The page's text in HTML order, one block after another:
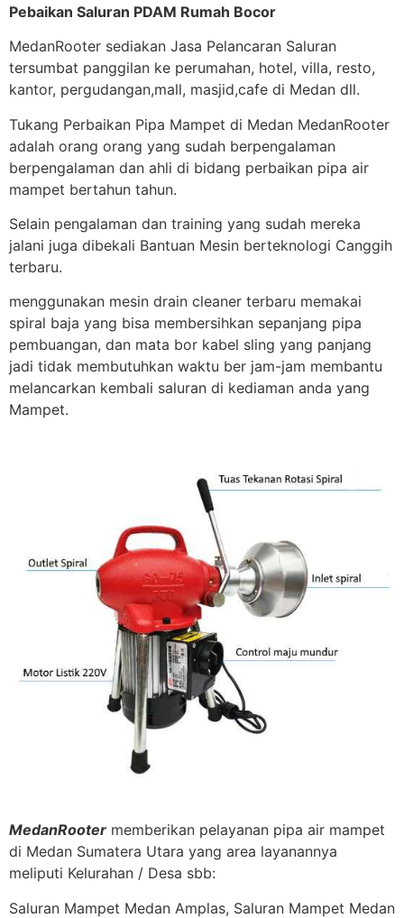
Pebaikan Saluran PDAM Rumah Bocor
MedanRooter sediakan Jasa Pelancaran Saluran
tersumbat panggilan ke perumahan, hotel, villa, resto,
kantor, pergudangan,mall, masjid,cafe di Medan dll.
Tukang Perbaikan Pipa Mampet di Medan MedanRooter
adalah orang orang yang sudah berpengalaman
berpengalaman dan ahli di bidang perbaikan pipa air
mampet bertahun tahun.
Selain pengalaman dan training yang sudah mereka
jalani juga dibekali Bantuan Mesin berteknologi Canggih
terbaru.
menggunakan mesin drain cleaner terbaru memakai
spiral baja yang bisa membersihkan sepanjang pipa
pembuangan, dan mata bor kabel sling yang panjang
jadi tidak membutuhkan waktu ber jam-jam membantu
melancarkan kembali saluran di kediaman anda yang
Mampet.
MedanRooter memberikan pelayanan pipa air mampet
di Medan Sumatera Utara yang area layanannya
meliputi Kelurahan / Desa sbb:
Saluran Mampet Medan Amplas, Saluran Mampet Medan